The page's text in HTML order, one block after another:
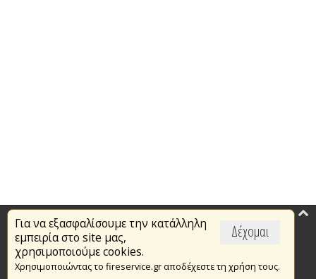
Δέχομαι
Για να εξασφαλίσουμε την κατάλληλη
εμπειρία στο site μας,
χρησιμοποιούμε cookies.
Χρησιμοποιώντας το fireservice.gr αποδέχεστε τη χρήση τους.
Επικαιρότητα
Το Πυροσβεστικό Σώμα